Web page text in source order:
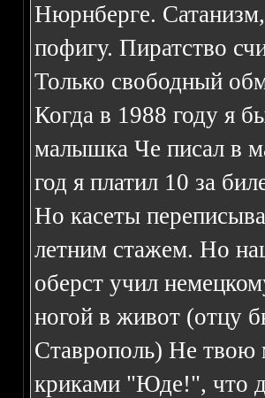
Нюрнберге.
пофигу. Пиратство
Только свободный
Когда в 1988 году я
малышка Че писал в
год я платил 10 за
Но касеты
летним стажем. Но
оберст учил
ногой в живот (отцу
Ставрополь) Не твою
криками "Юде!", что